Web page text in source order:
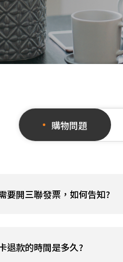
購物問題
要開三聯發票，如何告知?
跟發卡銀行確認流程與進度。
退款的時間是多久?